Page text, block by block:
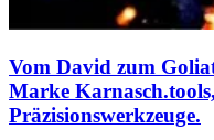
Vom David zum
Marke
Präzisionswerkzeuge.